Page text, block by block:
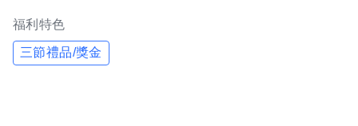
福利特色
三節禮品/獎金